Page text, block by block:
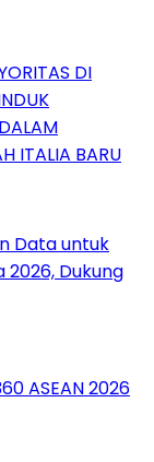
DI
ITALIA BARU
Data untuk
2026, Dukung
ASEAN 2026